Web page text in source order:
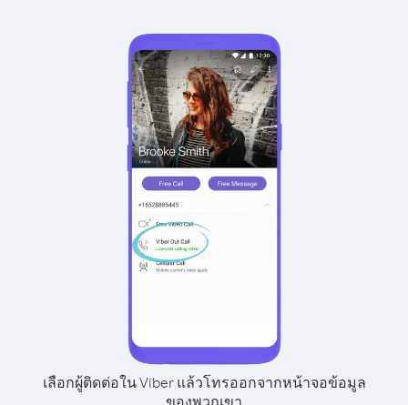
เลือกผู้ติดต่อใน Viber แล้วโทรออกจากหน้าจอข้อมูล
ของพวกเขา